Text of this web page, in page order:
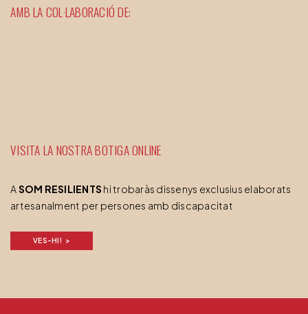
AMB LA COL·LABORACIÓ DE:
VISITA LA NOSTRA BOTIGA ONLINE
A SOM RESILIENTS hi trobaràs dissenys exclusius elaborats
artesanalment per persones amb discapacitat
VES-HI!